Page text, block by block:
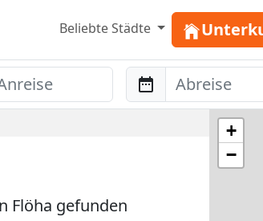
Beliebte Städte
Abreise
Flöha gefunden
+
−